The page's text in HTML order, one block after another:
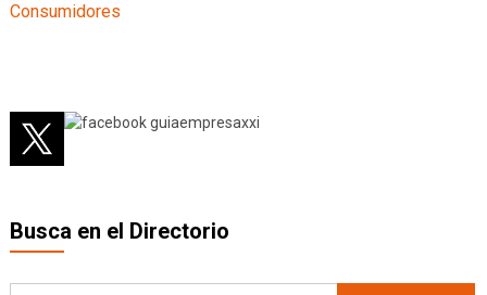
Consumidores
Busca en el Directorio